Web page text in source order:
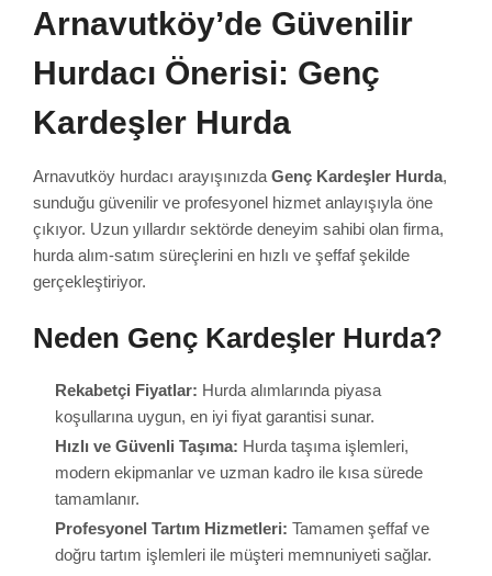
Arnavutköy’de Güvenilir
Hurdacı Önerisi: Genç
Kardeşler Hurda
Arnavutköy hurdacı arayışınızda Genç Kardeşler Hurda,
sunduğu güvenilir ve profesyonel hizmet anlayışıyla öne
çıkıyor. Uzun yıllardır sektörde deneyim sahibi olan firma,
hurda alım-satım süreçlerini en hızlı ve şeffaf şekilde
gerçekleştiriyor.
Neden Genç Kardeşler Hurda?
Rekabetçi Fiyatlar: Hurda alımlarında piyasa
koşullarına uygun, en iyi fiyat garantisi sunar.
Hızlı ve Güvenli Taşıma: Hurda taşıma işlemleri,
modern ekipmanlar ve uzman kadro ile kısa sürede
tamamlanır.
Profesyonel Tartım Hizmetleri: Tamamen şeffaf ve
doğru tartım işlemleri ile müşteri memnuniyeti sağlar.